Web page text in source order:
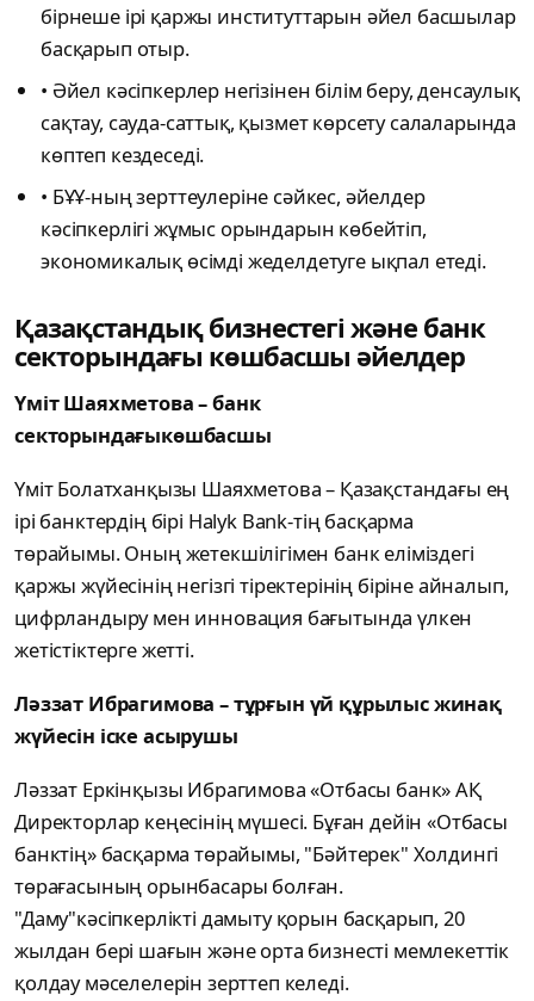
бірнеше ірі қаржы институттарын әйел басшылар
басқарып отыр.
​• ​Әйел кәсіпкерлер негізінен білім беру, денсаулық
сақтау, сауда-саттық, қызмет көрсету салаларында
көптеп кездеседі.
​• ​БҰҰ-ның зерттеулеріне сәйкес, әйелдер
кәсіпкерлігі жұмыс орындарын көбейтіп,
экономикалық өсімді жеделдетуге ықпал етеді.
Қазақстандық бизнестегі және банк
секторындағы көшбасшы әйелдер
Үміт Шаяхметова – банк
секторындағыкөшбасшы
Үміт Болатханқызы Шаяхметова – Қазақстандағы ең
ірі банктердің бірі Halyk Bank-тің басқарма
төрайымы. Оның жетекшілігімен банк еліміздегі
қаржы жүйесінің негізгі тіректерінің біріне айналып,
цифрландыру мен инновация бағытында үлкен
жетістіктерге жетті.
Ләззат Ибрагимова – тұрғын үй құрылыс жинақ
жүйесін іске асырушы
Ләззат Еркінқызы Ибрагимова «Отбасы банк» АҚ
Директорлар кеңесінің мүшесі. Бұған дейін «Отбасы
банктің» басқарма төрайымы, "Бәйтерек" Холдингі
төрағасының орынбасары болған.
"Даму"кәсіпкерлікті дамыту қорын басқарып, 20
жылдан бері шағын және орта бизнесті мемлекеттік
қолдау мәселелерін зерттеп келеді.